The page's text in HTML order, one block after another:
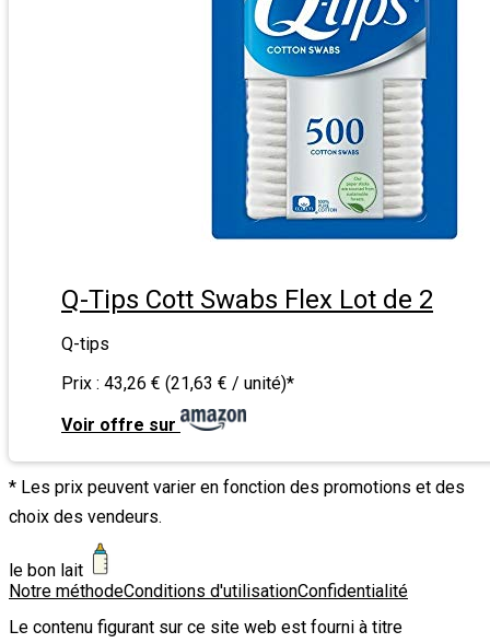
Q-Tips Cott Swabs Flex Lot de 2
Q-tips
Prix : 43,26 € (21,63 € / unité)*
Voir offre sur
* Les prix peuvent varier en fonction des promotions et des
choix des vendeurs.
le bon lait
Notre méthodeConditions d'utilisationConfidentialité
Le contenu figurant sur ce site web est fourni à titre